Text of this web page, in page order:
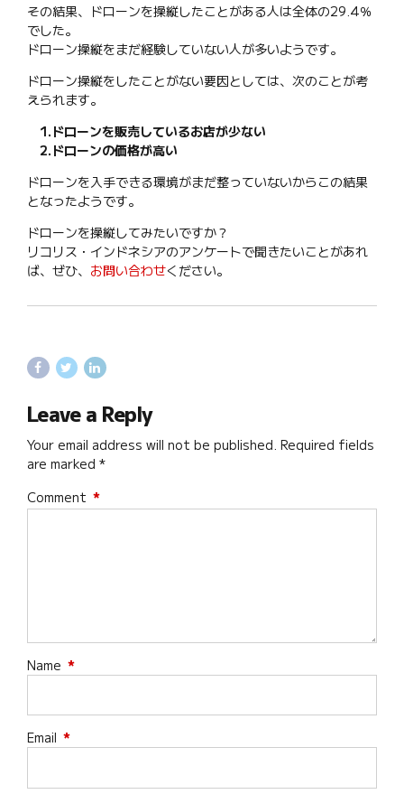
その結果、ドローンを操縦したことがある人は全体の29.4％
でした。
ドローン操縦をまだ経験していない人が多いようです。
ドローン操縦をしたことがない要因としては、次のことが考
えられます。
1.ドローンを販売しているお店が少ない
2.ドローンの価格が高い
ドローンを入手できる環境がまだ整っていないからこの結果
となったようです。
ドローンを操縦してみたいですか？
リコリス・インドネシアのアンケートで聞きたいことがあれ
ば、ぜひ、 お問い合わせください。
Leave a Reply
Your email address will not be published. Required fields
are marked *
Comment *
Name *
Email *